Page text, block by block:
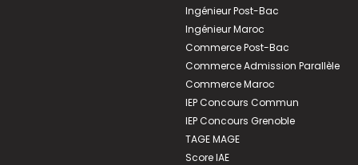
Ingénieur Post-Bac
Ingénieur Maroc
Commerce Post-Bac
Commerce Admission Parallèle
Commerce Maroc
IEP Concours Commun
IEP Concours Grenoble
TAGE MAGE
Score IAE